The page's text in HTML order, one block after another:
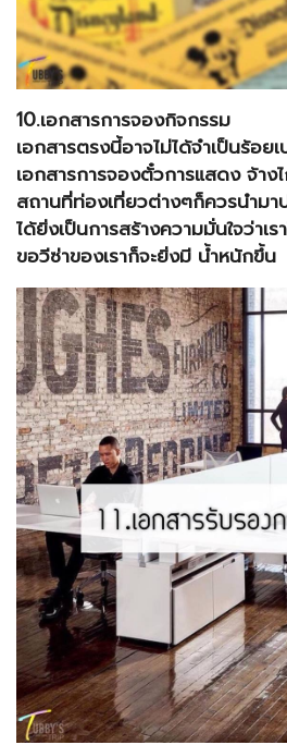
10.เอกสารการจองกิจกรรม
เอกสารตรงนี้อาจไม่ได้จำเป็นร้อย
เอกสารการจองตั๋วการแสดง จ้า
สถานที่ท่องเที่ยวต่างๆก็ควรนำมา
ได้ยิ่งเป็นการสร้างความมั่นใจว่าเ
ขอวีซ่าของเราก็จะยิ่งมี น้ำหนักขึ้น